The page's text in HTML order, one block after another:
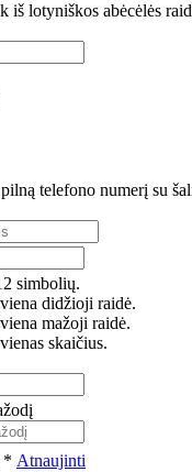
iš lotyniškos abėcėlės
telefono numerį su
simbolių.
didžioji raidė.
mažoji raidė.
skaičius.
* Atnaujinti